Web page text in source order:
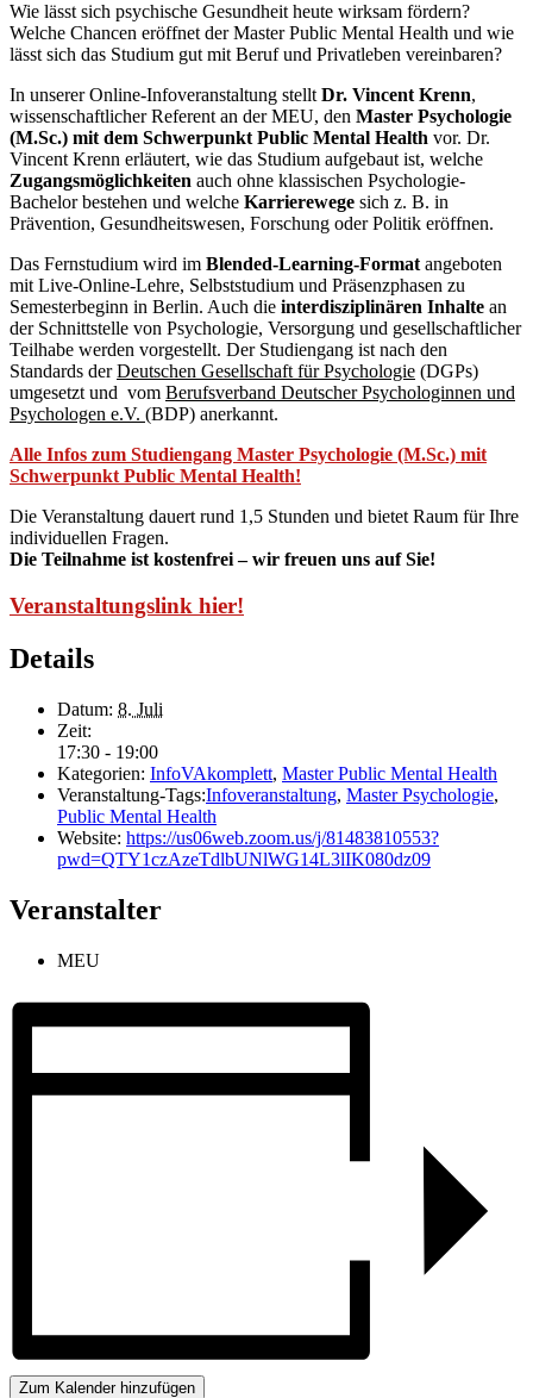
Wie lässt sich psychische Gesundheit heute wirksam fördern?
Welche Chancen eröffnet der Master Public Mental Health und wie
lässt sich das Studium gut mit Beruf und Privatleben vereinbaren?
In unserer Online-Infoveranstaltung stellt Dr. Vincent Krenn,
wissenschaftlicher Referent an der MEU, den Master Psychologie
(M.Sc.) mit dem Schwerpunkt Public Mental Health vor. Dr.
Vincent Krenn erläutert, wie das Studium aufgebaut ist, welche
Zugangsmöglichkeiten auch ohne klassischen Psychologie-
Bachelor bestehen und welche Karrierewege sich z. B. in
Prävention, Gesundheitswesen, Forschung oder Politik eröffnen.
Das Fernstudium wird im Blended-Learning-Format angeboten
mit Live-Online-Lehre, Selbststudium und Präsenzphasen zu
Semesterbeginn in Berlin. Auch die interdisziplinären Inhalte an
der Schnittstelle von Psychologie, Versorgung und gesellschaftlicher
Teilhabe werden vorgestellt. Der Studiengang ist nach den
Standards derDeutschen Gesellschaft für Psychologie (DGPs)
umgesetzt und vom Berufsverband Deutscher Psychologinnen und
Psychologen e.V. (BDP) anerkannt.
Alle Infos zum Studiengang Master Psychologie (M.Sc.) mit
Schwerpunkt Public Mental Health!
Die Veranstaltung dauert rund 1,5 Stunden und bietet Raum für Ihre
individuellen Fragen.
Die Teilnahme ist kostenfrei – wir freuen uns auf Sie!
Veranstaltungslink hier!
Details
Datum: 8. Juli
Zeit:
17:30 - 19:00
Kategorien: InfoVAkomplett, Master Public Mental Health
Veranstaltung-Tags:Infoveranstaltung, Master Psychologie,
Public Mental Health
Website: https://us06web.zoom.us/j/81483810553?
pwd=QTY1czAzeTdlbUNlWG14L3lIK080dz09
Veranstalter
MEU
Zum Kalender hinzufügen